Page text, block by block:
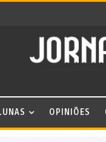
OPINIÕES